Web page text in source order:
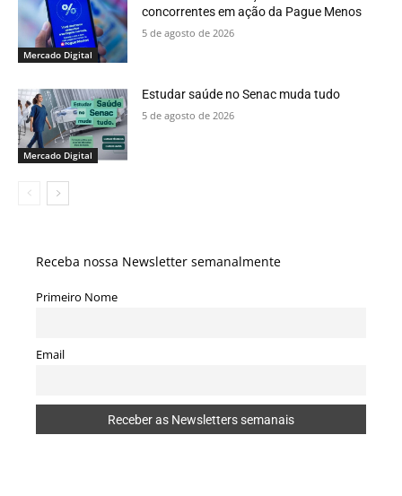
Mercado Digital
concorrentes em ação da Pague Menos
5 de agosto de 2026
Mercado Digital
Estudar saúde no Senac muda tudo
5 de agosto de 2026
Receba nossa Newsletter semanalmente
Primeiro Nome
Email